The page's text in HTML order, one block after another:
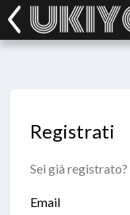
Registrati
Sei già registrato?
Email